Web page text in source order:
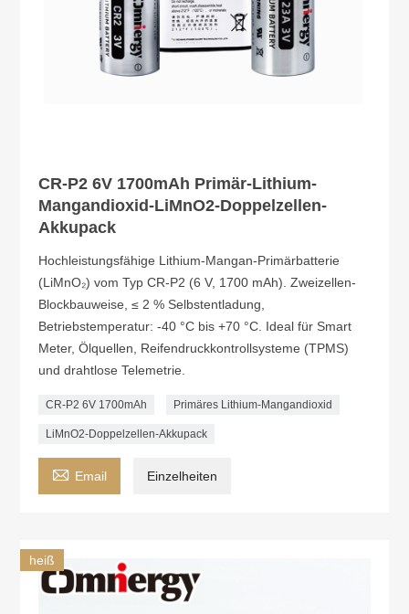
CR-P2 6V 1700mAh Primär-Lithium-
Mangandioxid-LiMnO2-Doppelzellen-
Akkupack
Hochleistungsfähige Lithium-Mangan-Primärbatterie
(LiMnO₂) vom Typ CR-P2 (6 V, 1700 mAh). Zweizellen-
Blockbauweise, ≤ 2 % Selbstentladung,
Betriebstemperatur: -40 °C bis +70 °C. Ideal für Smart
Meter, Ölquellen, Reifendruckkontrollsysteme (TPMS)
und drahtlose Telemetrie.
CR-P2 6V 1700mAh Primäres Lithium-Mangandioxid
LiMnO2-Doppelzellen-Akkupack
 Email Einzelheiten
heiß